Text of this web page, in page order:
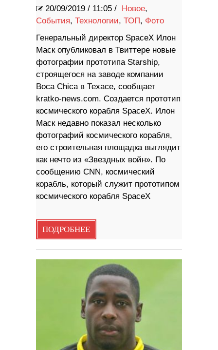
20/09/2019 / 11:05 / Новое,
События, Технологии, ТОП, Фото
Генеральный директор SpaceX Илон
Маск опубликовал в Твиттере новые
фотографии прототипа Starship,
строящегося на заводе компании
Boca Chica в Техасе, сообщает
kratko-news.com. Создается прототип
космического корабля SpaceX. Илон
Маск недавно показал несколько
фотографий космического корабля,
его строительная площадка выглядит
как нечто из «Звездных войн». По
сообщению CNN, космический
корабль, который служит прототипом
космического корабля SpaceX
ПОДРОБНЕЕ